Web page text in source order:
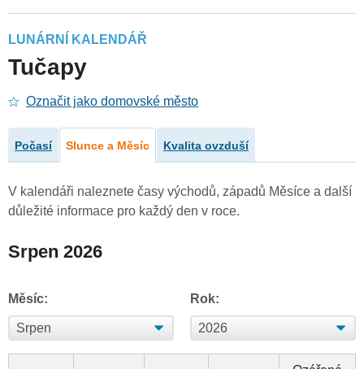
LUNÁRNÍ KALENDÁŘ
Tučapy
Označit jako domovské město
Počasí Slunce a Měsíc Kvalita ovzduší
V kalendáři naleznete časy východů, západů Měsíce a další
důležité informace pro každý den v roce.
Srpen 2026
Měsíc: Rok: